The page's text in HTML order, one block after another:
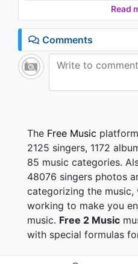
Söküp attım aşkları hisleri
Kime ne kalp zaten benim
Kimleri kimleri kimleri
Geçiyorken uğradık aman
Kime bu havan sökmedi
Read
Comments
The Free Music
2125 singers, 1172
85 music categories.
48076 singers photos
categorizing the music,
working to make you
music. Free 2 Music
with special formulas